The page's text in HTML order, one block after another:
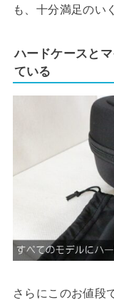
も、十分満足のい
ハードケースと
ている
さらにこのお値段